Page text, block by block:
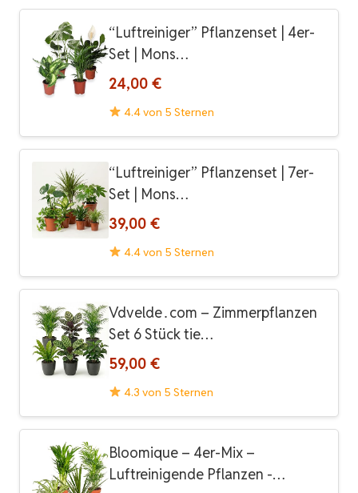
“Luftreiniger” Pflanzenset | 4er-
Set | Mons…
24,00 €
4.4 von 5 Sternen
“Luftreiniger” Pflanzenset | 7er-
Set | Mons…
39,00 €
4.4 von 5 Sternen
Vdvelde․com – Zimmerpflanzen
Set 6 Stück tie…
59,00 €
4.3 von 5 Sternen
Bloomique – 4er-Mix –
Luftreinigende Pflanzen -…